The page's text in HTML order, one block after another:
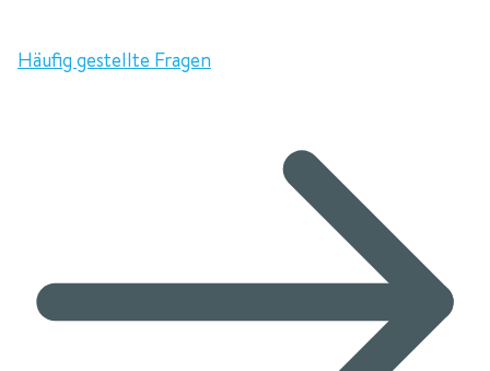
Häufig gestellte Fragen